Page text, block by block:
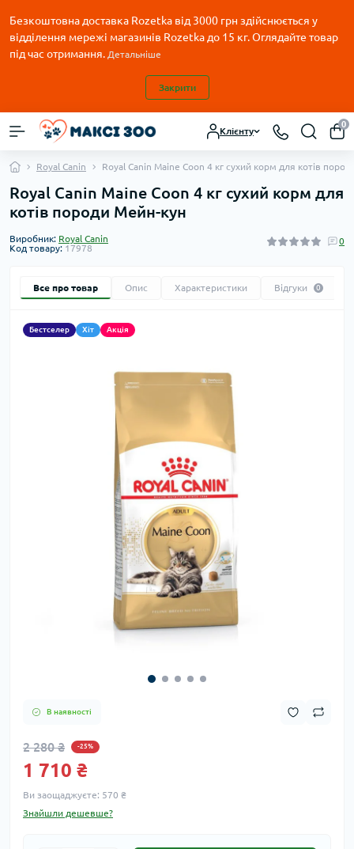
Безкоштовна доставка Rozetka від 3000 грн здійснюється у
відділення мережі магазинів Rozetka до 15 кг. Оглядайте товар
під час отримання. Детальніше
Закрити
Клієнту
0
Royal Canin Royal Canin Maine Coon 4 кг сухий корм для котів
Royal Canin Maine Coon 4 кг сухий корм для
котів породи Мейн-кун
Виробник: Royal Canin
Код товару: 17978
0
Все про товар Опис Характеристики Відгуки 0
Бестселер Хіт Акція
В наявності
2 280 ₴ -25%
1 710 ₴
Ви заощаджуєте: 570 ₴
Знайшли дешевше?